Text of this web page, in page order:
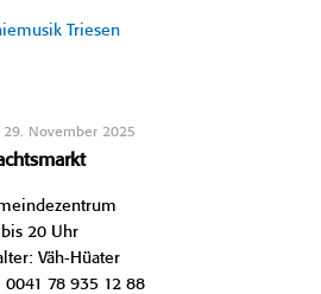
Triesen
29. November 2025
20 Uhr
Väh-Hüater
0041 78 935 12 88